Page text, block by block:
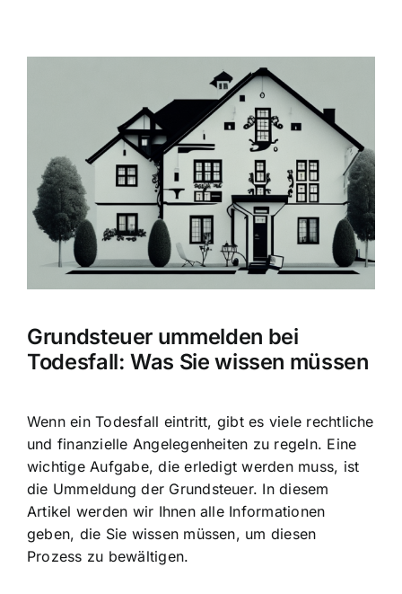
Grundsteuer ummelden bei
Todesfall: Was Sie wissen müssen
Wenn ein Todesfall eintritt, gibt es viele rechtliche
und finanzielle Angelegenheiten zu regeln. Eine
wichtige Aufgabe, die erledigt werden muss, ist
die Ummeldung der Grundsteuer. In diesem
Artikel werden wir Ihnen alle Informationen
geben, die Sie wissen müssen, um diesen
Prozess zu bewältigen.